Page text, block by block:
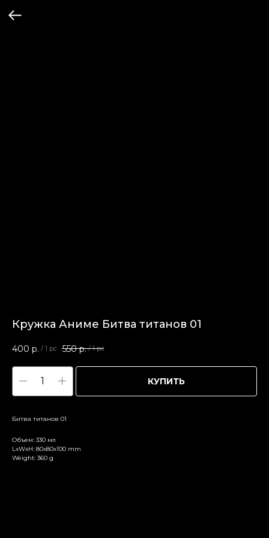
Кружка Аниме Битва титанов 01
400 р. / 1 pc 550 р. / 1 pc
КУПИТЬ
Битва титанов 01
Объем: 330 мл
LxWxH: 80x80x100 mm
Weight: 360 g